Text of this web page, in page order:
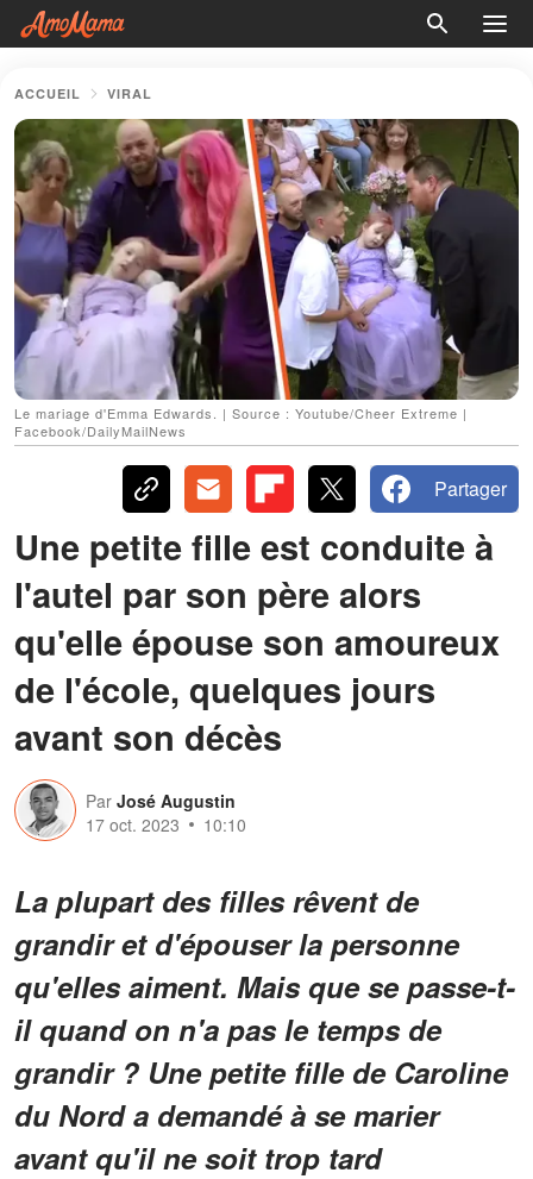
ACCUEIL VIRAL
Le mariage d'Emma Edwards. | Source : Youtube/Cheer Extreme |
Facebook/DailyMailNews
Partager
Une petite fille est conduite à
l'autel par son père alors
qu'elle épouse son amoureux
de l'école, quelques jours
avant son décès
Par José Augustin
17 oct. 2023
10:10
La plupart des filles rêvent de
grandir et d'épouser la personne
qu'elles aiment. Mais que se passe-t-
il quand on n'a pas le temps de
grandir ? Une petite fille de Caroline
du Nord a demandé à se marier
avant qu'il ne soit trop tard